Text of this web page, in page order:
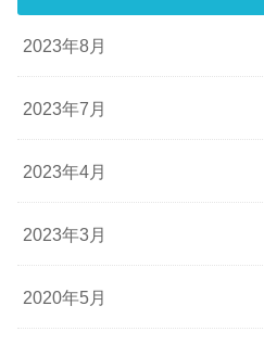
2023年8月
2023年7月
2023年4月
2023年3月
2020年5月